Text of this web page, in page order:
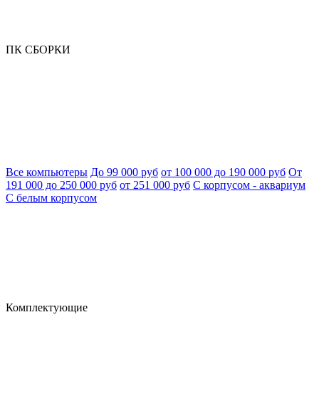
ПК СБОРКИ
Все компьютеры До 99 000 руб от 100 000 до 190 000 руб От
191 000 до 250 000 руб от 251 000 руб С корпусом - аквариум
С белым корпусом
Комплектующие